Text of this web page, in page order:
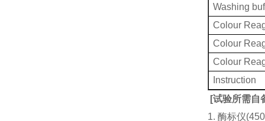
Washing
Colour
Colour
Colour
Instruction
[试验所需自
1. 酶标仪